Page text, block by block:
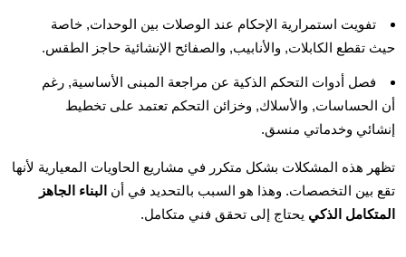
تفويت استمرارية الإحكام عند الوصلات بين الوحدات, خاصة
حيث تقطع الكابلات, والأنابيب, والصفائح الإنشائية حاجز الطقس.
فصل أدوات التحكم الذكية عن مراجعة المبنى الأساسية, رغم
أن الحساسات, والأسلاك, وخزائن التحكم تعتمد على تخطيط
إنشائي وخدماتي منسق.
تظهر هذه المشكلات بشكل متكرر في مشاريع الحاويات المعيارية لأنها
تقع بين التخصصات. وهذا هو السبب بالتحديد في أن البناء الجاهز
المتكامل الذكي يحتاج إلى تحقق فني متكامل.